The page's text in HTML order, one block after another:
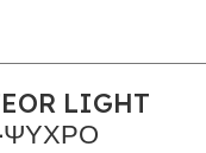
LIGHT
ΨΥΧΡΟ